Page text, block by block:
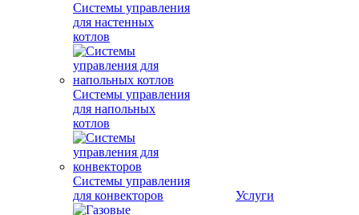
Системы управления
для настенных
котлов
Системы управления
для напольных
котлов
Системы управления
для конвекторов
Услуги